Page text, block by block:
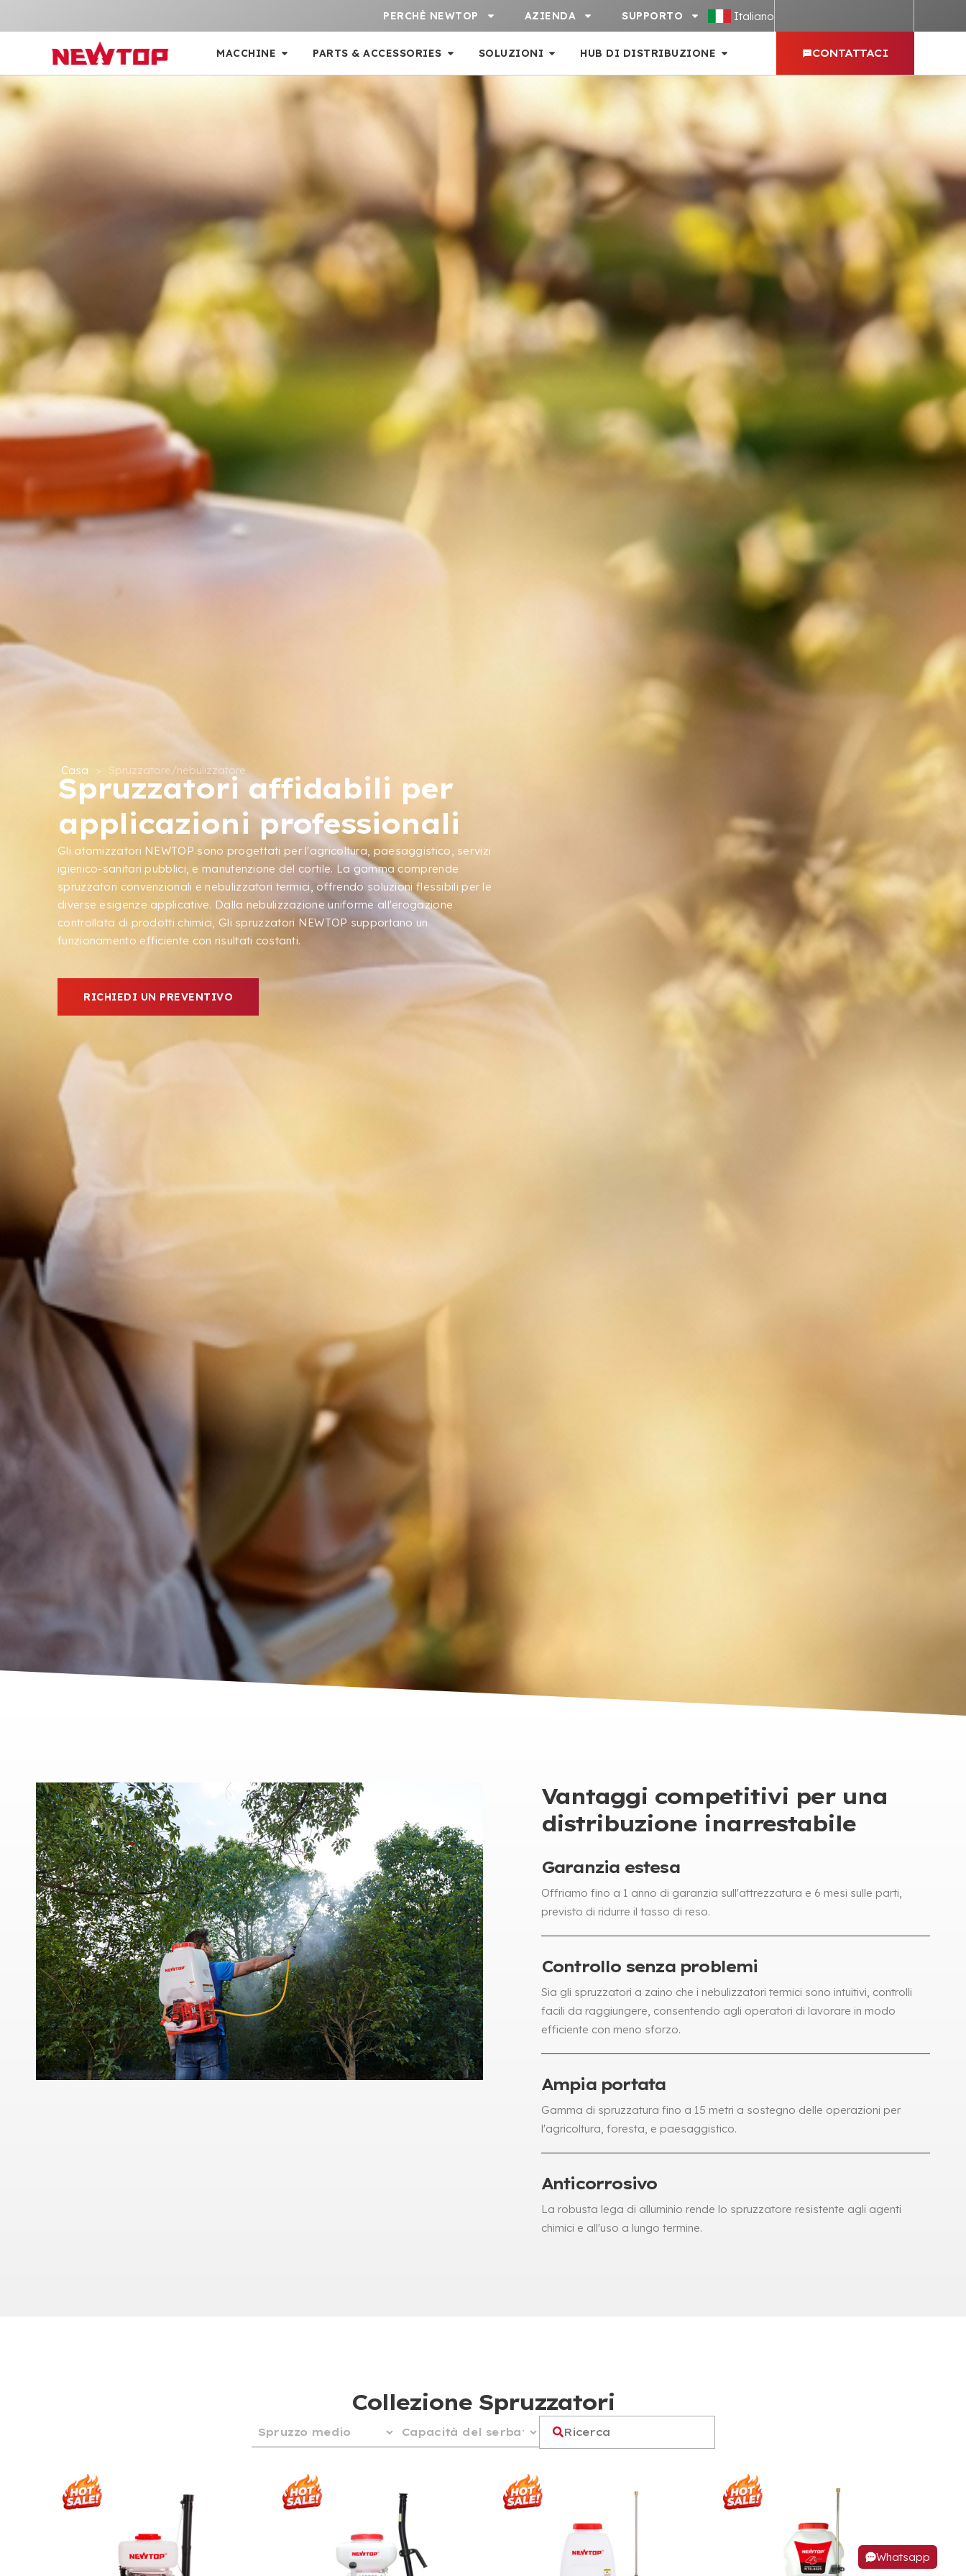
PERCHÈ NEWTOP AZIENDA SUPPORTO Italiano
MACCHINE PARTS & ACCESSORIES SOLUZIONI HUB DI DISTRIBUZIONE CONTATTACI
Casa > Spruzzatore/nebulizzatore
Spruzzatori affidabili per
applicazioni professionali
Gli atomizzatori NEWTOP sono progettati per l'agricoltura, paesaggistico, servizi
igienico-sanitari pubblici, e manutenzione del cortile. La gamma comprende
spruzzatori convenzionali e nebulizzatori termici, offrendo soluzioni flessibili per le
diverse esigenze applicative. Dalla nebulizzazione uniforme all'erogazione
controllata di prodotti chimici, Gli spruzzatori NEWTOP supportano un
funzionamento efficiente con risultati costanti.
RICHIEDI UN PREVENTIVO
Vantaggi competitivi per una
distribuzione inarrestabile
Garanzia estesa
Offriamo fino a 1 anno di garanzia sull'attrezzatura e 6 mesi sulle parti,
previsto di ridurre il tasso di reso.
Controllo senza problemi
Sia gli spruzzatori a zaino che i nebulizzatori termici sono intuitivi, controlli
facili da raggiungere, consentendo agli operatori di lavorare in modo
efficiente con meno sforzo.
Ampia portata
Gamma di spruzzatura fino a 15 metri a sostegno delle operazioni per
l'agricoltura, foresta, e paesaggistico.
Anticorrosivo
La robusta lega di alluminio rende lo spruzzatore resistente agli agenti
chimici e all'uso a lungo termine.
Collezione Spruzzatori
Whatsapp